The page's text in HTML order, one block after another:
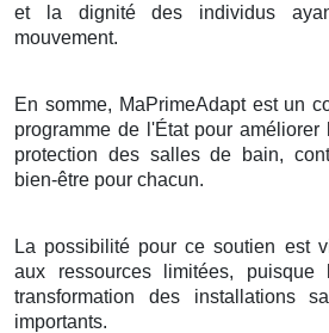
et la dignité des individus
mouvement.
En somme, MaPrimeAdapt est un
programme de l'État pour
protection des salles de bain,
bien-être pour chacun.
La possibilité pour ce soutien est
aux ressources limitées,
transformation des installations
importants.